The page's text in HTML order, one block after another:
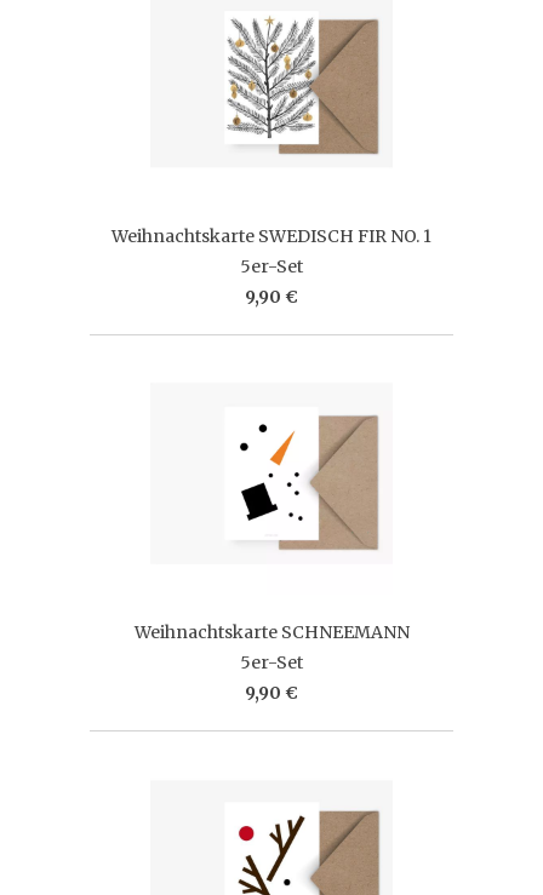
Weihnachtskarte SWEDISCH FIR NO. 1
5er-Set
9,90 €
Weihnachtskarte SCHNEEMANN
5er-Set
9,90 €